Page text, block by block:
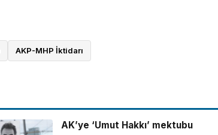
AKP-MHP İktidarı
AK’ye ‘Umut Hakkı’ mektubu